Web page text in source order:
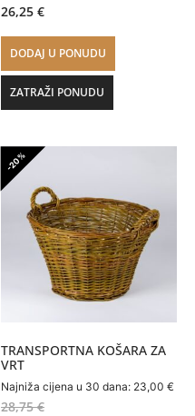
26,25 €
DODAJ U PONUDU
ZATRAŽI PONUDU
-20%
TRANSPORTNA KOŠARA ZA
VRT
Najniža cijena u 30 dana: 23,00 €
28,75€